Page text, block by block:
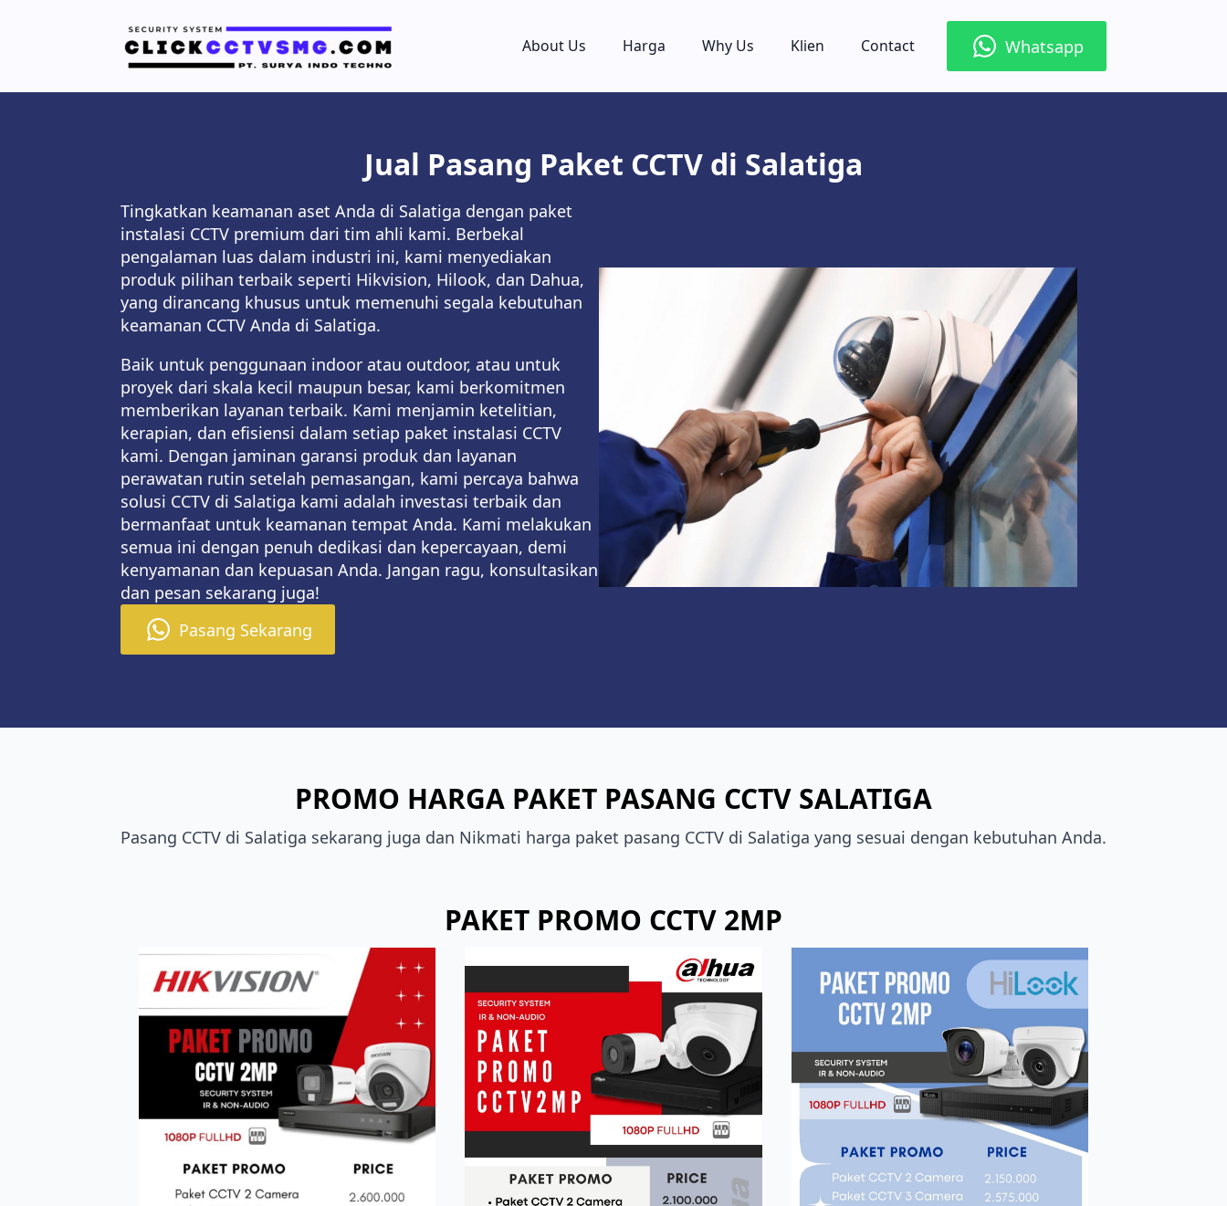
About Us Harga Why Us Klien Contact Whatsapp
Jual Pasang Paket CCTV di Salatiga
Tingkatkan keamanan aset Anda di Salatiga dengan paket
instalasi CCTV premium dari tim ahli kami. Berbekal
pengalaman luas dalam industri ini, kami menyediakan
produk pilihan terbaik seperti Hikvision, Hilook, dan Dahua,
yang dirancang khusus untuk memenuhi segala kebutuhan
keamanan CCTV Anda di Salatiga.
Baik untuk penggunaan indoor atau outdoor, atau untuk
proyek dari skala kecil maupun besar, kami berkomitmen
memberikan layanan terbaik. Kami menjamin ketelitian,
kerapian, dan efisiensi dalam setiap paket instalasi CCTV
kami. Dengan jaminan garansi produk dan layanan
perawatan rutin setelah pemasangan, kami percaya bahwa
solusi CCTV di Salatiga kami adalah investasi terbaik dan
bermanfaat untuk keamanan tempat Anda. Kami melakukan
semua ini dengan penuh dedikasi dan kepercayaan, demi
kenyamanan dan kepuasan Anda. Jangan ragu, konsultasikan
dan pesan sekarang juga!
Pasang Sekarang
PROMO HARGA PAKET PASANG CCTV SALATIGA
Pasang CCTV di Salatiga sekarang juga dan Nikmati harga paket pasang CCTV di Salatiga yang sesuai dengan kebutuhan Anda.
PAKET PROMO CCTV 2MP